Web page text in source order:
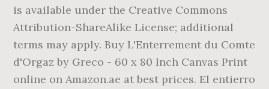
is available under the Creative Commons
Attribution-ShareAlike License; additional
terms may apply. Buy L'Enterrement du Comte
d'Orgaz by Greco - 60 x 80 Inch Canvas Print
online on Amazon.ae at best prices. El entierro